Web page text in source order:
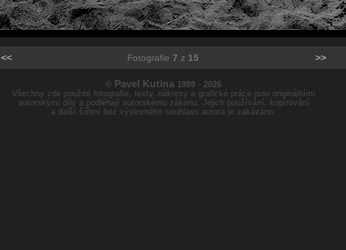
<< Fotografie 7 z 15 >>
© Pavel Kutina 1999 - 2026
Všechny zde použité fotografie, texty, nákresy a grafické práce jsou originálními
autorskými díly a podléhají autorskému zákonu. Jejich používání, kopírování
a další šíření bez výslovného souhlasu autora je zakázáno.